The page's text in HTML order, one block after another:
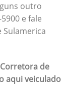
outro
e fale
de
aqui veiculado